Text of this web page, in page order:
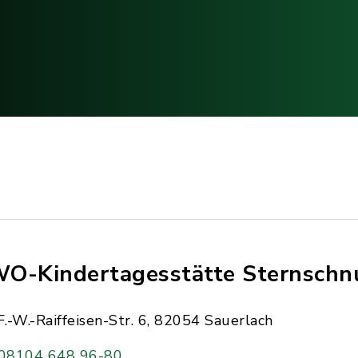
Kindertagesstätte
W.-Raiffeisen-Str. 6, 82054 Sauerlach